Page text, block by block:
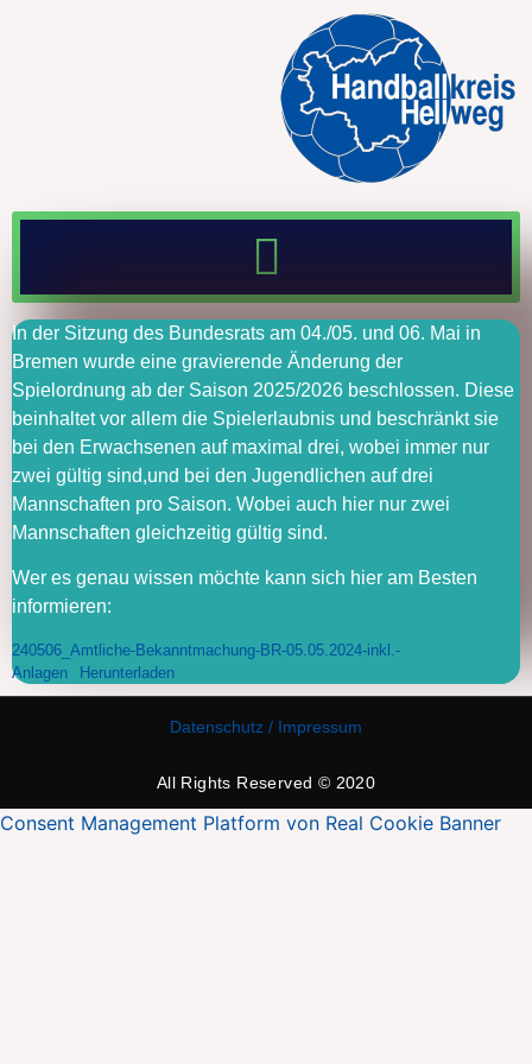
In der Sitzung des Bundesrats am 04./05. und 06. Mai in
Bremen wurde eine gravierende Änderung der
Spielordnung ab der Saison 2025/2026 beschlossen. Diese
beinhaltet vor allem die Spielerlaubnis und beschränkt sie
bei den Erwachsenen auf maximal drei, wobei immer nur
zwei gültig sind,und bei den Jugendlichen auf drei
Mannschaften pro Saison. Wobei auch hier nur zwei
Mannschaften gleichzeitig gültig sind.
Wer es genau wissen möchte kann sich hier am Besten
informieren:
240506_Amtliche-Bekanntmachung-BR-05.05.2024-inkl.-
Anlagen
Herunterladen
Datenschutz / Impressum
All Rights Reserved © 2020
Consent Management Platform von Real Cookie Banner